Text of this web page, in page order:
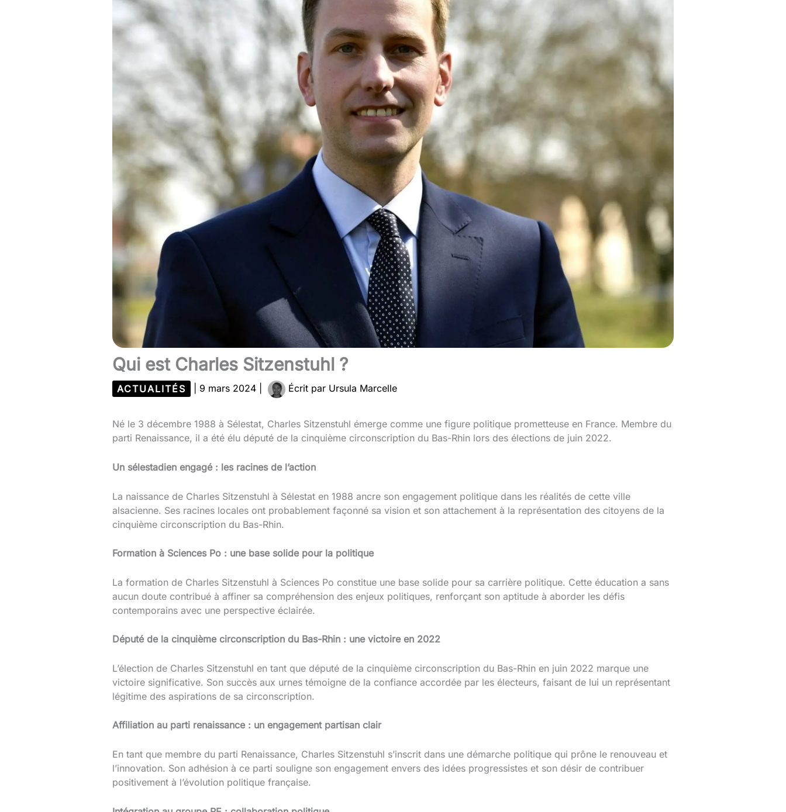
Qui est Charles Sitzenstuhl ?
ACTUALITÉS 9 mars 2024 Écrit par Ursula Marcelle
Né le 3 décembre 1988 à Sélestat, Charles Sitzenstuhl émerge comme une figure politique prometteuse en France. Membre du
parti Renaissance, il a été élu député de la cinquième circonscription du Bas-Rhin lors des élections de juin 2022.
Un sélestadien engagé : les racines de l’action
La naissance de Charles Sitzenstuhl à Sélestat en 1988 ancre son engagement politique dans les réalités de cette ville
alsacienne. Ses racines locales ont probablement façonné sa vision et son attachement à la représentation des citoyens de la
cinquième circonscription du Bas-Rhin.
Formation à Sciences Po : une base solide pour la politique
La formation de Charles Sitzenstuhl à Sciences Po constitue une base solide pour sa carrière politique. Cette éducation a sans
aucun doute contribué à affiner sa compréhension des enjeux politiques, renforçant son aptitude à aborder les défis
contemporains avec une perspective éclairée.
Député de la cinquième circonscription du Bas-Rhin : une victoire en 2022
L’élection de Charles Sitzenstuhl en tant que député de la cinquième circonscription du Bas-Rhin en juin 2022 marque une
victoire significative. Son succès aux urnes témoigne de la confiance accordée par les électeurs, faisant de lui un représentant
légitime des aspirations de sa circonscription.
Affiliation au parti renaissance : un engagement partisan clair
En tant que membre du parti Renaissance, Charles Sitzenstuhl s’inscrit dans une démarche politique qui prône le renouveau et
l’innovation. Son adhésion à ce parti souligne son engagement envers des idées progressistes et son désir de contribuer
positivement à l’évolution politique française.